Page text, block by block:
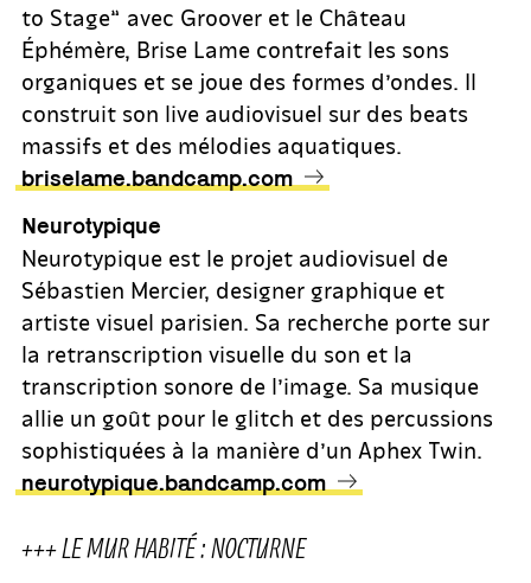
to Stage” avec Groover et le Château
Éphémère, Brise Lame contrefait les sons
organiques et se joue des formes d’ondes. Il
construit son live audiovisuel sur des beats
massifs et des mélodies aquatiques.
briselame.bandcamp.com
Neurotypique
Neurotypique est le projet audiovisuel de
Sébastien Mercier, designer graphique et
artiste visuel parisien. Sa recherche porte sur
la retranscription visuelle du son et la
transcription sonore de l’image. Sa musique
allie un goût pour le glitch et des percussions
sophistiquées à la manière d’un Aphex Twin.
neurotypique.bandcamp.com
+++ LE MUR HABITÉ : NOCTURNE